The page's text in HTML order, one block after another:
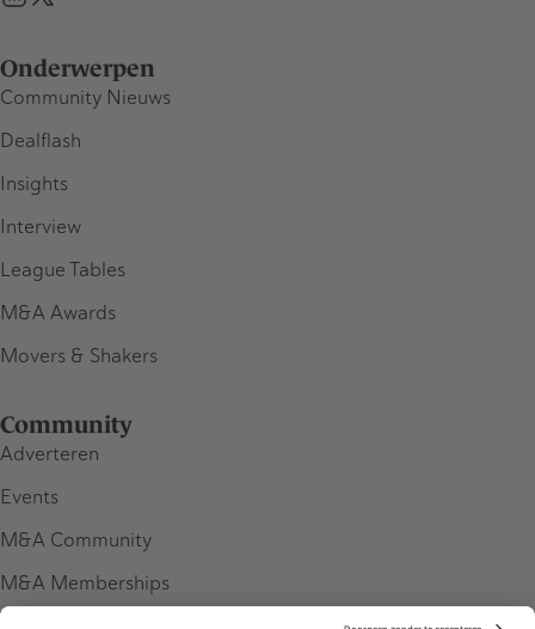
Onderwerpen
Community Nieuws
Dealflash
Insights
Interview
League Tables
M&A Awards
Movers & Shakers
Community
Adverteren
Events
M&A Community
M&A Memberships